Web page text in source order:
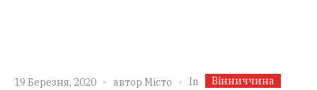
19 Березня, 2020 автор Місто In Вінниччина